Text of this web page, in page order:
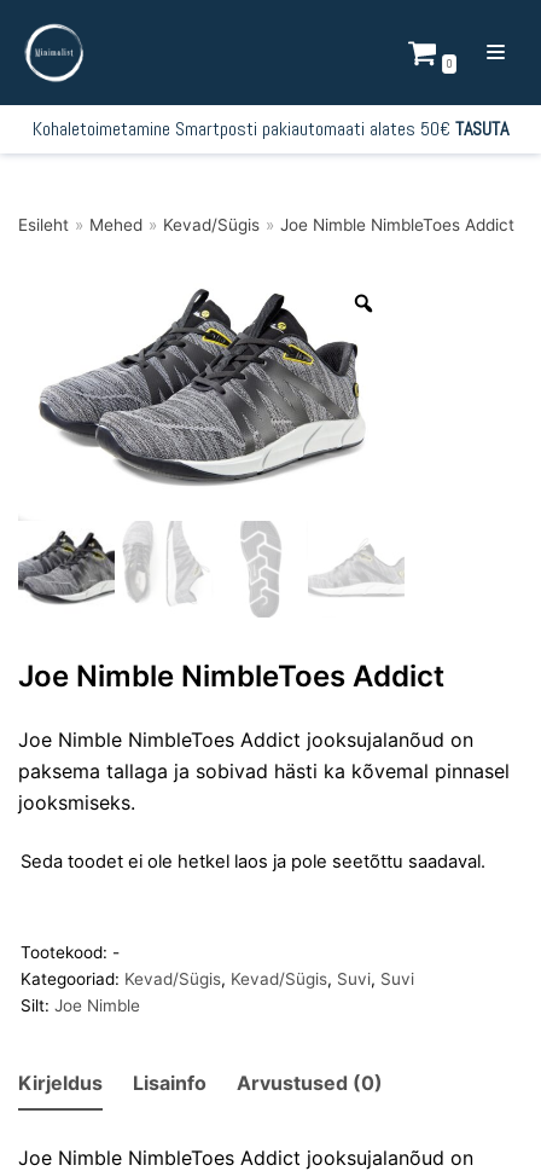
Mine
sisu
0
Kohaletoimetamine Smartposti pakiautomaati alates 50€ TASUTA
Esileht » Mehed » Kevad/Sügis » Joe Nimble NimbleToes Addict
Joe Nimble NimbleToes Addict
Joe Nimble NimbleToes Addict jooksujalanõud on
paksema tallaga ja sobivad hästi ka kõvemal pinnasel
jooksmiseks.
Seda toodet ei ole hetkel laos ja pole seetõttu saadaval.
Tootekood: -
Kategooriad: Kevad/Sügis, Kevad/Sügis, Suvi, Suvi
Silt: Joe Nimble
Kirjeldus Lisainfo Arvustused (0)
Joe Nimble NimbleToes Addict jooksujalanõud on